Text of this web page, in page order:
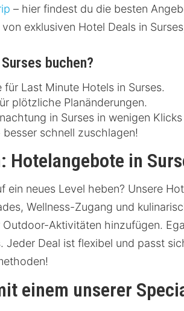
– hier findest du die besten
exklusiven Hotel Deals in
buchen?
für Last Minute Hotels in Surses.
plötzliche Planänderungen.
in Surses in wenigen
besser schnell zuschlagen!
Hotelangebote in
neues Level heben? Unsere
Wellness-Zugang und
Aktivitäten hinzufügen.
Deal ist flexibel und passt
einem unserer